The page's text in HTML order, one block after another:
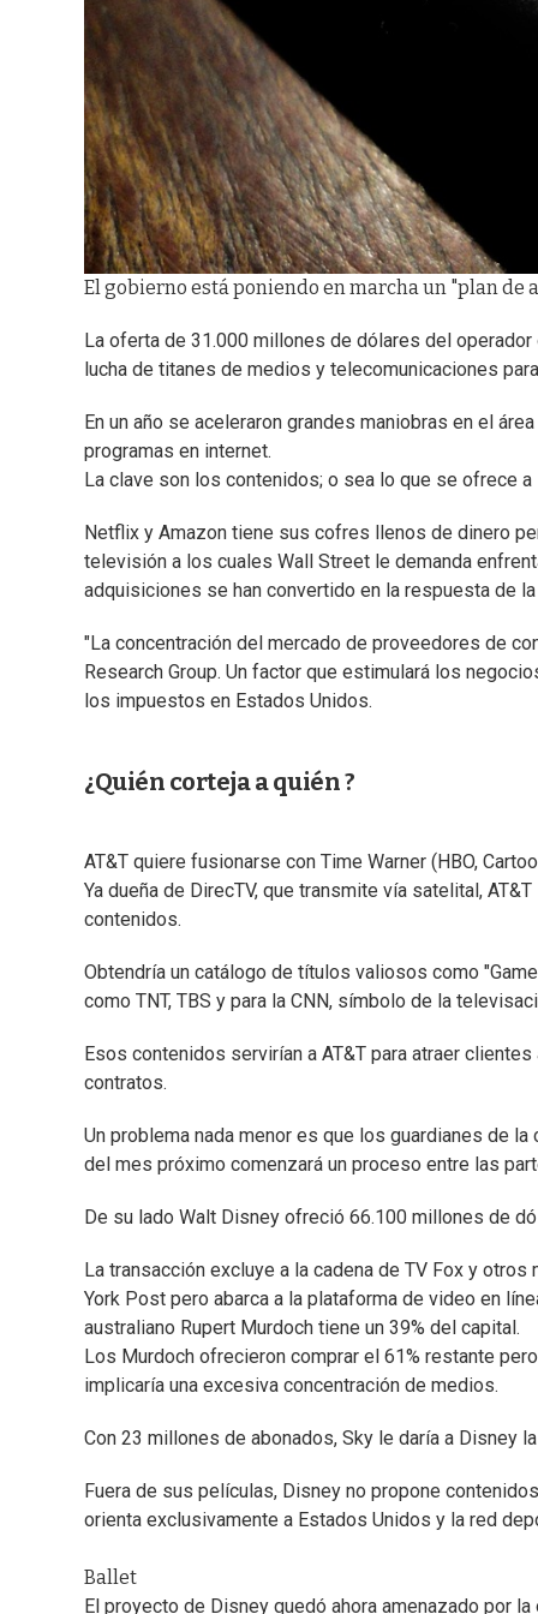
El gobierno está poniendo en marcha un "plan de
La oferta de 31.000 millones de dólares del
lucha de titanes de medios y telecomunicaciones
En un año se aceleraron grandes maniobras en el
programas en internet.
La clave son los contenidos; o sea lo que se ofrece
Netflix y Amazon tiene sus cofres llenos de dinero
televisión a los cuales Wall Street le demanda
adquisiciones se han convertido en la respuesta de la
"La concentración del mercado de proveedores de
Research Group. Un factor que estimulará los
los impuestos en Estados Unidos.
¿Quién corteja a quién ?
AT&T quiere fusionarse con Time Warner (HBO,
Ya dueña de DirecTV, que transmite vía satelital,
contenidos.
Obtendría un catálogo de títulos valiosos como
como TNT, TBS y para la CNN, símbolo de la
Esos contenidos servirían a AT&T para atraer
contratos.
Un problema nada menor es que los guardianes de
del mes próximo comenzará un proceso entre las
De su lado Walt Disney ofreció 66.100 millones de
La transacción excluye a la cadena de TV Fox y
York Post pero abarca a la plataforma de video en
australiano Rupert Murdoch tiene un 39% del capital.
Los Murdoch ofrecieron comprar el 61% restante
implicaría una excesiva concentración de medios.
Con 23 millones de abonados, Sky le daría a Disney
Fuera de sus películas, Disney no propone
orienta exclusivamente a Estados Unidos y la red
Ballet
El proyecto de Disney quedó ahora amenazado por